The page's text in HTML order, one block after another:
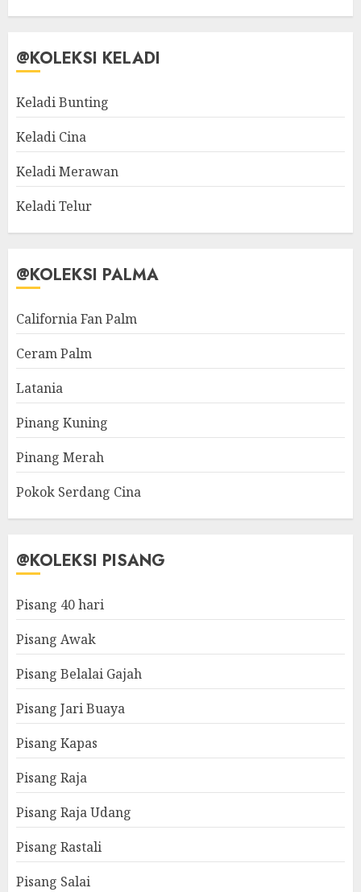
@KOLEKSI KELADI
Keladi Bunting
Keladi Cina
Keladi Merawan
Keladi Telur
@KOLEKSI PALMA
California Fan Palm
Ceram Palm
Latania
Pinang Kuning
Pinang Merah
Pokok Serdang Cina
@KOLEKSI PISANG
Pisang 40 hari
Pisang Awak
Pisang Belalai Gajah
Pisang Jari Buaya
Pisang Kapas
Pisang Raja
Pisang Raja Udang
Pisang Rastali
Pisang Salai